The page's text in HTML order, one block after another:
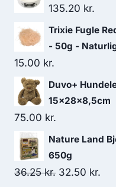
135.20 kr.
Trixie Fugle
- 50g -
15.00 kr.
Duvo+
15x28x8,5cm
75.00 kr.
Nature Land
650g
36.25kr. Den
32.50 kr.